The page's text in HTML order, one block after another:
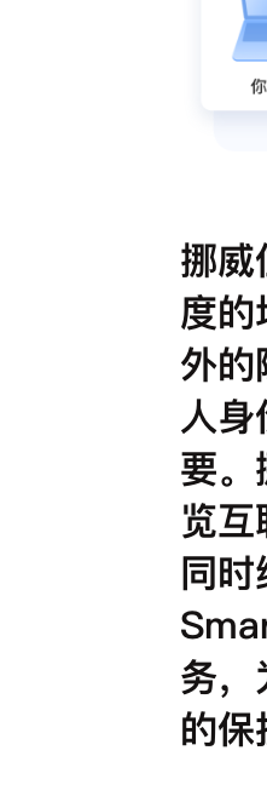
挪
度
外
人
要
览互
同
务
的保